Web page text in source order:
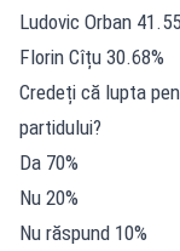
Ludovic Orban
Florin Cîțu 30.68%
Credeți că lupta
partidului?
Da 70%
Nu 20%
Nu răspund 10%